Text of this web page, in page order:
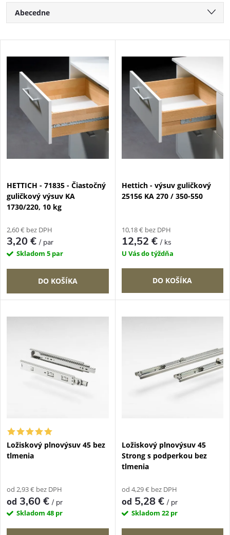
R
a
d
e
e
p
o
d
u
k
Abecedne
Najpredávanejšie
V
ý
p
i
s
p
r
o
d
k
HETTICH - 71835 - Čiastočný
guličkový výsuv KA
1730/220, 10 kg
2,60 € bez DPH
3,20 €/ par
Skladom 5 par
DO KOŠÍKA
Hettich - výsuv guličkový
25156 KA 270 / 350-550
10,18 € bez DPH
12,52 €/ ks
U Vás do týždňa
DO KOŠÍKA
Ložiskový plnovýsuv 45 bez
tlmenia
od 2,93 € bez DPH
od 3,60 €/ pr
Skladom 48 pr
Ložiskový plnovýsuv 45
Strong s podperkou bez
tlmenia
od 4,29 € bez DPH
od 5,28 €/ pr
Skladom 22 pr